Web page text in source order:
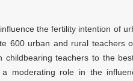
the fertility intention of
600 urban and rural teachers
teachers to the
moderating role in the